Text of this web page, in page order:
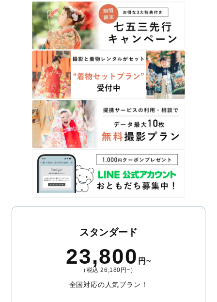
スタンダード
23,800 円~
（税込 26,180円~）
全国対応の人気プラン！